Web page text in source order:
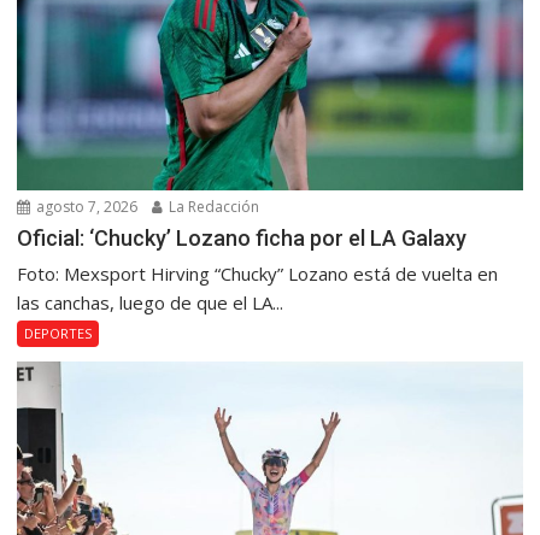
agosto 7, 2026 La Redacción
Oficial: ‘Chucky’ Lozano ficha por el LA Galaxy
Foto: Mexsport Hirving “Chucky” Lozano está de vuelta en
las canchas, luego de que el LA...
DEPORTES